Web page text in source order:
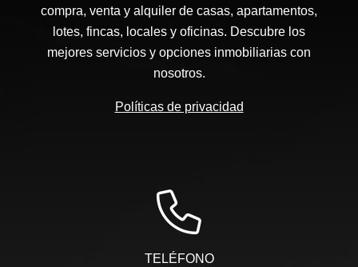
compra, venta y alquiler de casas, apartamentos,
lotes, fincas, locales y oficinas. Descubre los
mejores servicios y opciones inmobiliarias con
nosotros.
Políticas de privacidad
TELÉFONO